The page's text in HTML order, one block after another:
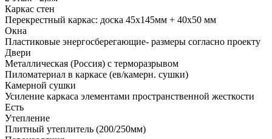
Каркас стен
Перекрестный каркас: доска 45х145мм + 40х50 мм
Окна
Пластиковые энергосберегающие- размеры согласно проекту
Двери
Металлическая (Россия) с терморазрывом
Пиломатериал в каркасе (ев/камерн. сушки)
Камерной сушки
Усиление каркаса элементами пространственной жесткости
Есть
Утепление
Плитный утеплитель (200/250мм)